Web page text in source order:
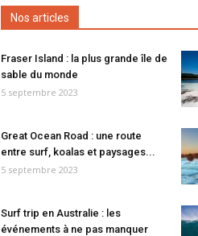
Nos articles
Fraser Island : la plus grande île de
sable du monde
5 septembre 2023
Great Ocean Road : une route
entre surf, koalas et paysages...
5 septembre 2023
Surf trip en Australie : les
événements à ne pas manquer